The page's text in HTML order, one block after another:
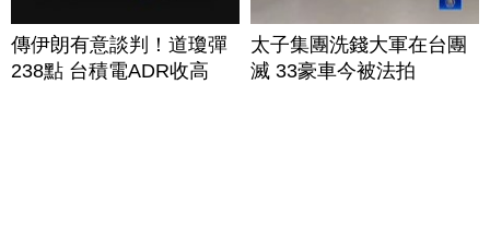
傳伊朗有意談判！道瓊彈
238點 台積電ADR收高
太子集團洗錢大軍在台團
滅 33豪車今被法拍